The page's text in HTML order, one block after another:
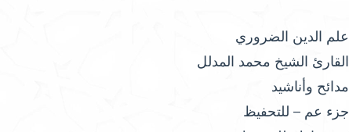
علم الدين الضروري
القارئ الشيخ محمد المدلل
مدائح وأناشيد
جزء عم – للتحفيظ